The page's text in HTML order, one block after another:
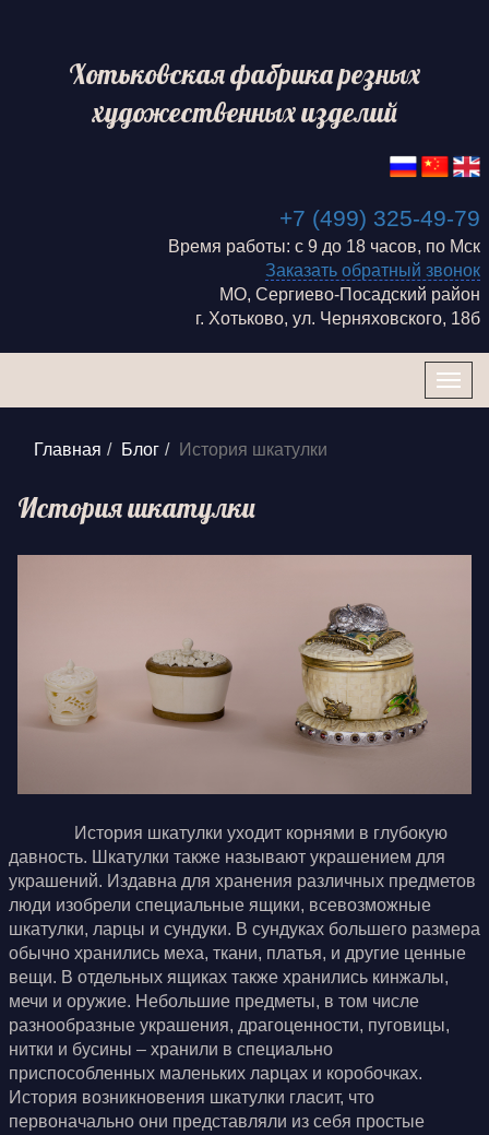
Хотьковская фабрика резных
художественных изделий
+7 (499) 325-49-79
Время работы: с 9 до 18 часов, по Мск
Заказать обратный звонок
МО, Сергиево-Посадский район
г. Хотьково, ул. Черняховского, 18б
Главная Блог История шкатулки
История шкатулки
История шкатулки уходит корнями в глубокую
давность. Шкатулки также называют украшением для
украшений. Издавна для хранения различных предметов
люди изобрели специальные ящики, всевозможные
шкатулки, ларцы и сундуки. В сундуках большего размера
обычно хранились меха, ткани, платья, и другие ценные
вещи. В отдельных ящиках также хранились кинжалы,
мечи и оружие. Небольшие предметы, в том числе
разнообразные украшения, драгоценности, пуговицы,
нитки и бусины – хранили в специально
приспособленных маленьких ларцах и коробочках.
История возникновения шкатулки гласит, что
первоначально они представляли из себя простые